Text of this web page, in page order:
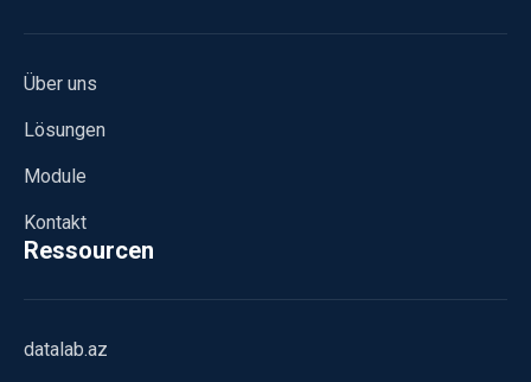
Über uns
Lösungen
Module
Kontakt
Ressourcen
datalab.az